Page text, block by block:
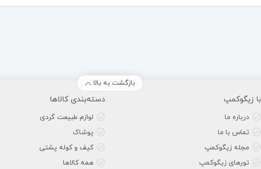
بازگشت به بالا
با زیگوکمپ
درباره ما
تماس با ما
مجله زیگوکمپ
تورهای زیگوکمپ
دسته‌بندی کالاها
لوازم طبیعت گردی
پوشاک
کیف و کوله پشتی
همه کالاها